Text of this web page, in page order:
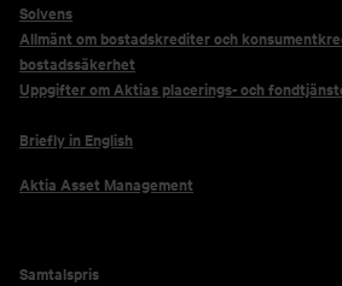
Solvens
Allmänt om bostadskrediter och
bostadssäkerhet
Uppgifter om Aktias placerings- och
Briefly in English
Aktia Asset Management
Samtalspris